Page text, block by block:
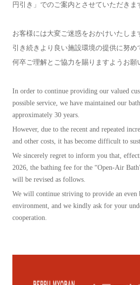
円引き」でのご案内とさせていただきま
お客様には大変ご迷惑をおかけいたしま
引き続きより良い施設環境の提供に努め
何卒ご理解とご協力を賜りますようお願
In order to continue providing our valued
possible service, we have maintained our
approximately 30 years.
However, due to the recent and repeated
and other costs, it has become difficult to
We sincerely regret to inform you that,
2026, the bathing fee for the “Open-Air
will be revised as follows.
We will continue striving to provide an
environment, and we kindly ask for your
cooperation.